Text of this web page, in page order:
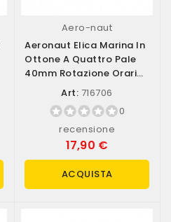
Aero-naut
Aeronaut Elica Marina In
Ottone A Quattro Pale
40mm Rotazione Oraria
(destra)...
Art: 716706
0
recensione
17,90 €
ACQUISTA